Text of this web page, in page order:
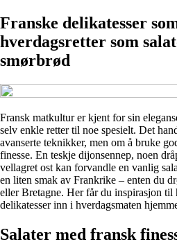
Franske delikatesser
hverdagsretter som
smørbrød
Fransk matkultur er kjent for sin
selv enkle retter til noe spesielt. Det
avanserte teknikker, men om å bruke
finesse. En teskje dijonsennep, noen
vellagret ost kan forvandle en vanlig
en liten smak av Frankrike – enten du
eller Bretagne. Her får du inspirasjon
delikatesser inn i hverdagsmaten
Salater med fransk